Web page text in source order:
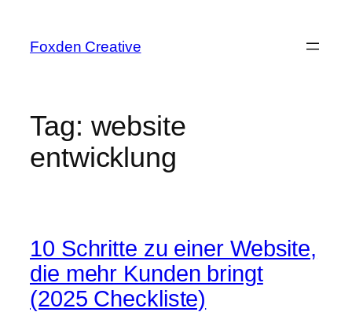
content
Foxden Creative
Tag: website
entwicklung
10 Schritte zu einer Website,
die mehr Kunden bringt
(2025 Checkliste)